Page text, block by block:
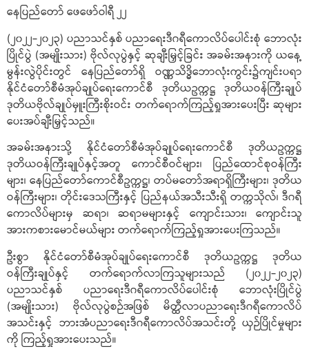
နေပြည်တော် ဖေဖော်ဝါရီ ၂၂
(၂၀၂၂-၂၀၂၃) ပညာသင်နှစ် ပညာရေးဒီဂရီကောလိပ်ပေါင်းစုံ ဘောလုံး
ပြိုင်ပွဲ (အမျိုးသား) ဗိုလ်လုပွဲနှင့် ဆုချီးမြှင့်ခြင်း အခမ်းအနားကို ယနေ့
မွန်းလွဲပိုင်းတွင် နေပြည်တော်ရှိ ဝဏ္ဏသိဒ္ဓိဘောလုံးကွင်း၌ကျင်းပရာ
နိုင်ငံတော်စီမံအုပ်ချုပ်ရေးကောင်စီ ဒုတိယဥက္ကဋ္ဌ ဒုတိယဝန်ကြီးချုပ်
ဒုတိယဗိုလ်ချုပ်မှူးကြီးစိုးဝင်း တက်ရောက်ကြည့်ရှုအားပေးပြီး ဆုများ
ပေးအပ်ချီးမြှင့်သည်။
အခမ်းအနားသို့ နိုင်ငံတော်စီမံအုပ်ချုပ်ရေးကောင်စီ ဒုတိယဥက္ကဋ္ဌ
ဒုတိယဝန်ကြီးချုပ်နှင့်အတူ ကောင်စီဝင်များ၊ ပြည်ထောင်စုဝန်ကြီး
များ၊ နေပြည်တော်ကောင်စီဥက္ကဋ္ဌ၊ တပ်မတော်အရာရှိကြီးများ၊ ဒုတိယ
ဝန်ကြီးများ၊ တိုင်းဒေသကြီးနှင့် ပြည်နယ်အသီးသီးရှိ တက္ကသိုလ်၊ ဒီဂရီ
ကောလိပ်များမှ ဆရာ၊ ဆရာမများနှင့် ကျောင်းသား၊ ကျောင်းသူ
အားကစားမောင်မယ်များ တက်ရောက်ကြည့်ရှုအားပေးကြသည်။
ဦးစွာ နိုင်ငံတော်စီမံအုပ်ချုပ်ရေးကောင်စီ ဒုတိယဥက္ကဋ္ဌ ဒုတိယ
ဝန်ကြီးချုပ်နှင့် တက်ရောက်လာကြသူများသည် (၂၀၂၂-၂၀၂၃)
ပညာသင်နှစ် ပညာရေးဒီဂရီကောလိပ်ပေါင်းစုံ ဘောလုံးပြိုင်ပွဲ
(အမျိုးသား) ဗိုလ်လုပွဲစဉ်အဖြစ် မိတ္ထီလာပညာရေးဒီဂရီကောလိပ်
အသင်းနှင့် ဘားအံပညာရေးဒီဂရီကောလိပ်အသင်းတို့ ယှဉ်ပြိုင်မှုများ
ကို ကြည့်ရှုအားပေးသည်။